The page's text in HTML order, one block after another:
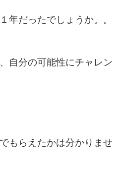
年だったでしょうか。。
自分の可能性にチャレン
もらえたかは分かりませ